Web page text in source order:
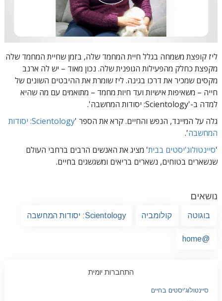
ליז קופצת משמחה בגלל חיית המחמד שלה, בזמן שחיית המחמד שלה
מקפצת כחלק מהפעילות הגופנית שלה. נכון מאוד – יש לה ארנב
מקסים שמכיר את דרכו בגינה. ליז שומרת את ההיבטים השונים של
חייה – משאיפות אישיות ועד חיות מחמד – מתואמים עם מה שהיא
למדה ב-'Scientology: יסודות המחשבה'.
גלה על המיינד, הנפש והחיים. קרא את הספר '
Scientology: יסודות
המחשבה'.
'סיינטולוג'יסטים בבית' מציג את האנשים הרבים ברחבי העולם
שנשארים בטוחים, נשארים בריאים ומשגשגים בחיים.
נושאים
בוגוטה קולומביה Scientology: יסודות המחשבה
@home
התחברות יומית
סיינטולוג'יסטים בחיים